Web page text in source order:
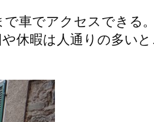
車でアクセスできる
休暇は人通りの多い